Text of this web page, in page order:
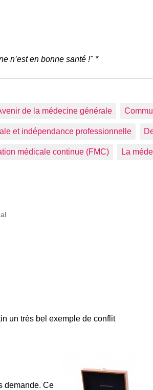
n’est en bonne santé !" *
de la médecine générale
et indépendance professionnelle
médicale continue (FMC) La
un très bel exemple de conflit
demande. Ce